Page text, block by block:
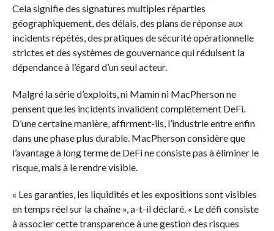
Cela signifie des signatures multiples réparties
géographiquement, des délais, des plans de réponse aux
incidents répétés, des pratiques de sécurité opérationnelle
strictes et des systèmes de gouvernance qui réduisent la
dépendance à l’égard d’un seul acteur.
Malgré la série d’exploits, ni Mamin ni MacPherson ne
pensent que les incidents invalident complètement DeFi.
D’une certaine manière, affirment-ils, l’industrie entre enfin
dans une phase plus durable. MacPherson considère que
l’avantage à long terme de DeFi ne consiste pas à éliminer le
risque, mais à le rendre visible.
« Les garanties, les liquidités et les expositions sont visibles
en temps réel sur la chaîne », a-t-il déclaré. « Le défi consiste
à associer cette transparence à une gestion des risques